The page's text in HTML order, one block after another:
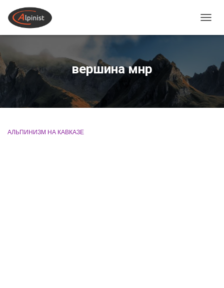
вершина мнр
АЛЬПИНИЗМ НА КАВКАЗЕ